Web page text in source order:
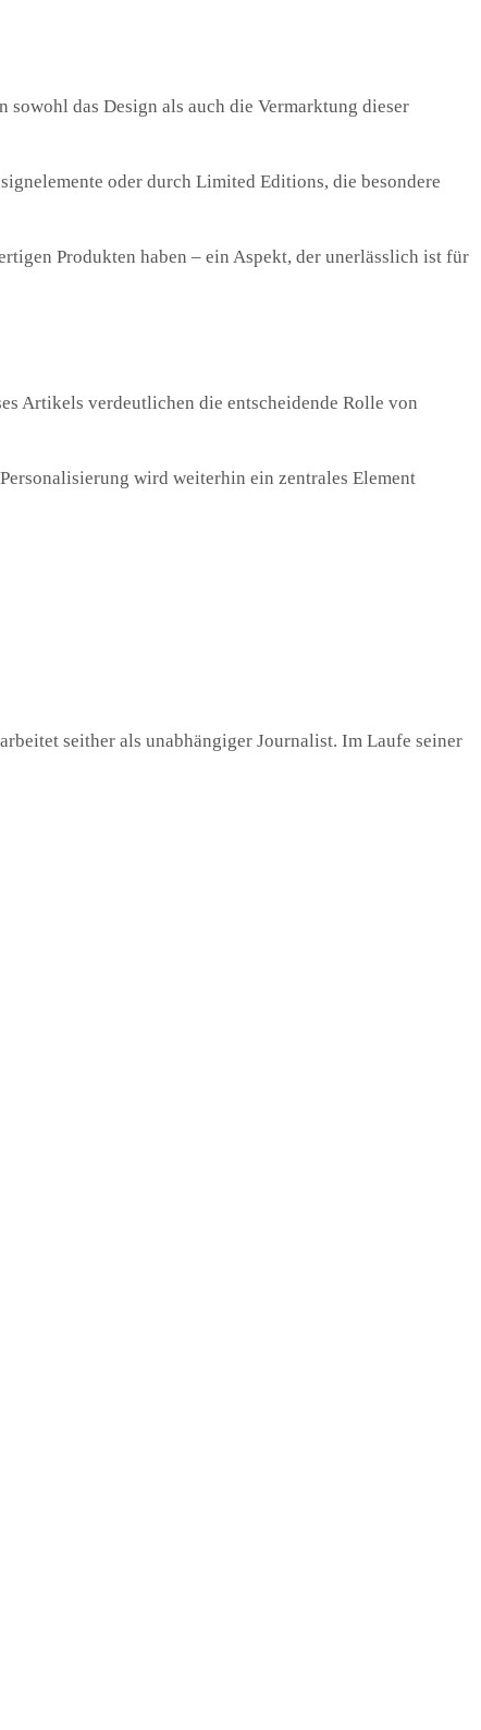
das Design als auch die Vermarktung dieser
oder durch Limited Editions, die besondere
Produkten haben – ein Aspekt, der unerlässlich ist für
Artikels verdeutlichen die entscheidende Rolle von
wird weiterhin ein zentrales Element
seither als unabhängiger Journalist. Im Laufe seiner